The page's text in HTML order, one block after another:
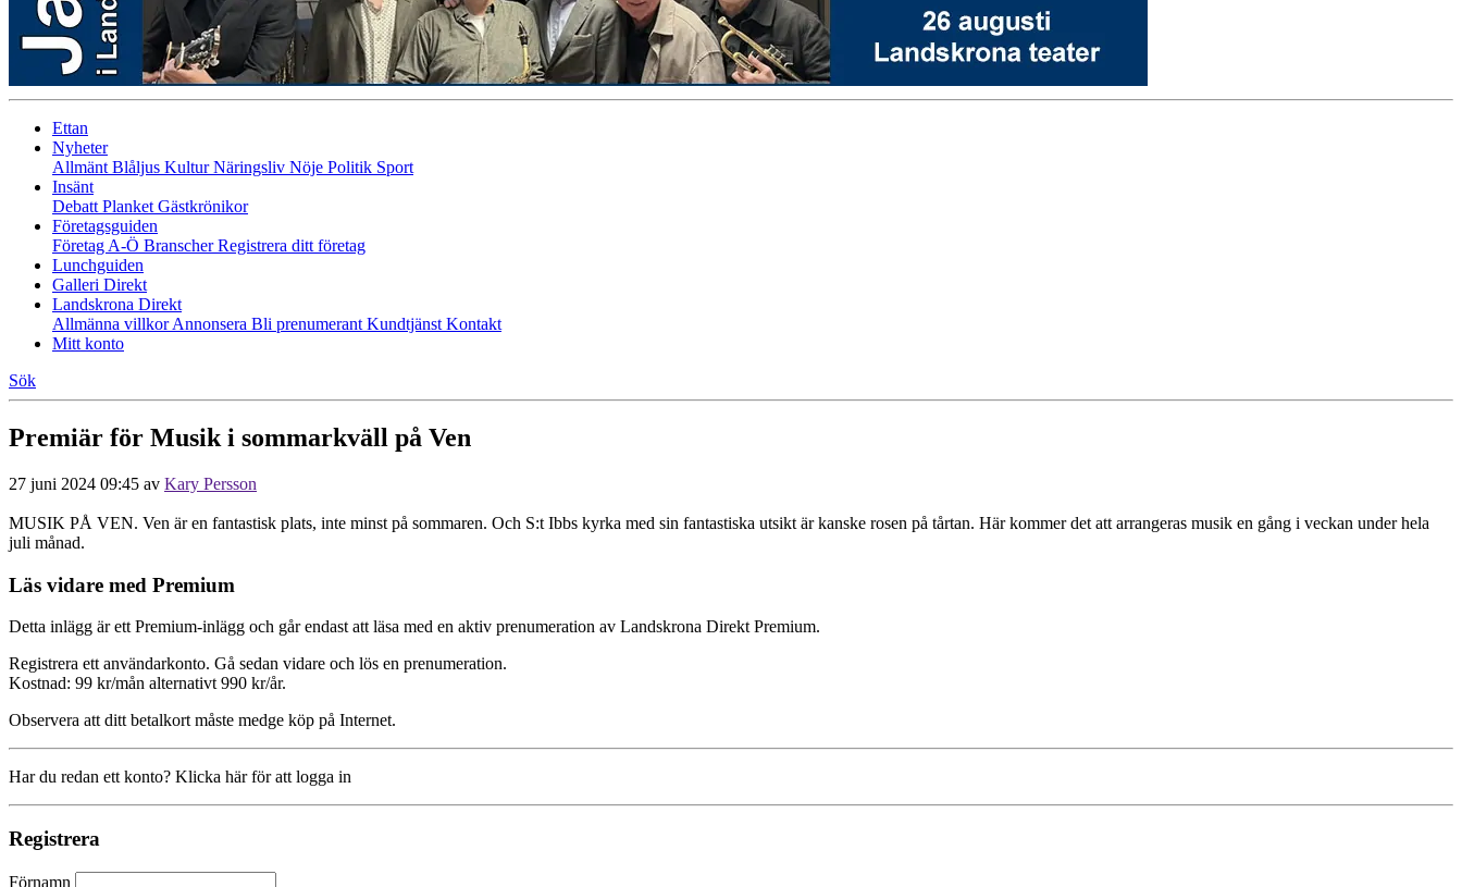
Ettan
Nyheter
Allmänt Blåljus KulturNäringsliv Nöje Politik Sport
Insänt
Debatt Planket Gästkrönikor
Företagsguiden
Företag A-Ö BranscherRegistrera ditt företag
Lunchguiden
Galleri Direkt
Landskrona Direkt
Allmänna villkorAnnonsera Bli prenumerant Kundtjänst Kontakt
Mitt konto
Sök
Premiär för Musik i sommarkväll på Ven
27 juni 2024 09:45 av Kary Persson
MUSIK PÅ VEN. Ven är en fantastisk plats, inte minst på sommaren. Och S:t Ibbs kyrka med sin fantastiska utsikt är kanske rosen på tårtan. Här kommer det att arrangeras musik en gång i veckan under hela
juli månad.
Läs vidare med Premium
Detta inlägg är ett Premium-inlägg och går endast att läsa med en aktiv prenumeration av Landskrona Direkt Premium.
Registrera ett användarkonto. Gå sedan vidare och lös en prenumeration.
Kostnad: 99 kr/mån alternativt 990 kr/år.
Observera att ditt betalkort måste medge köp på Internet.
Har du redan ett konto? Klicka här för att logga in
Registrera
Förnamn